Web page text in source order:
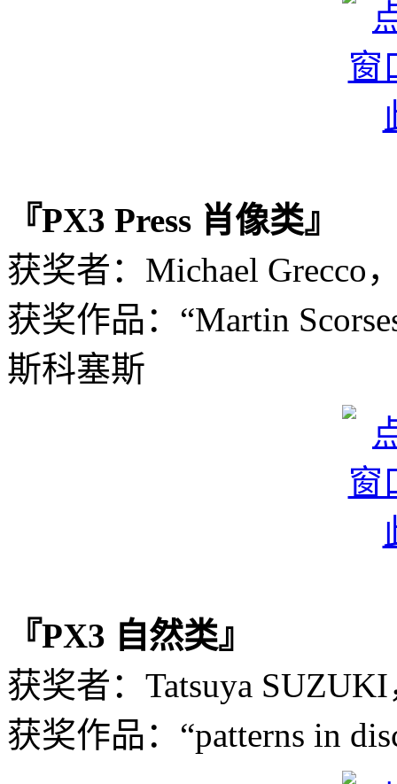
『PX3 Press 肖像类』
获奖者：Michael Grecco
获奖作品：“Martin
斯科塞斯
『PX3 自然类』
获奖者：Tatsuya
获奖作品：“patterns in